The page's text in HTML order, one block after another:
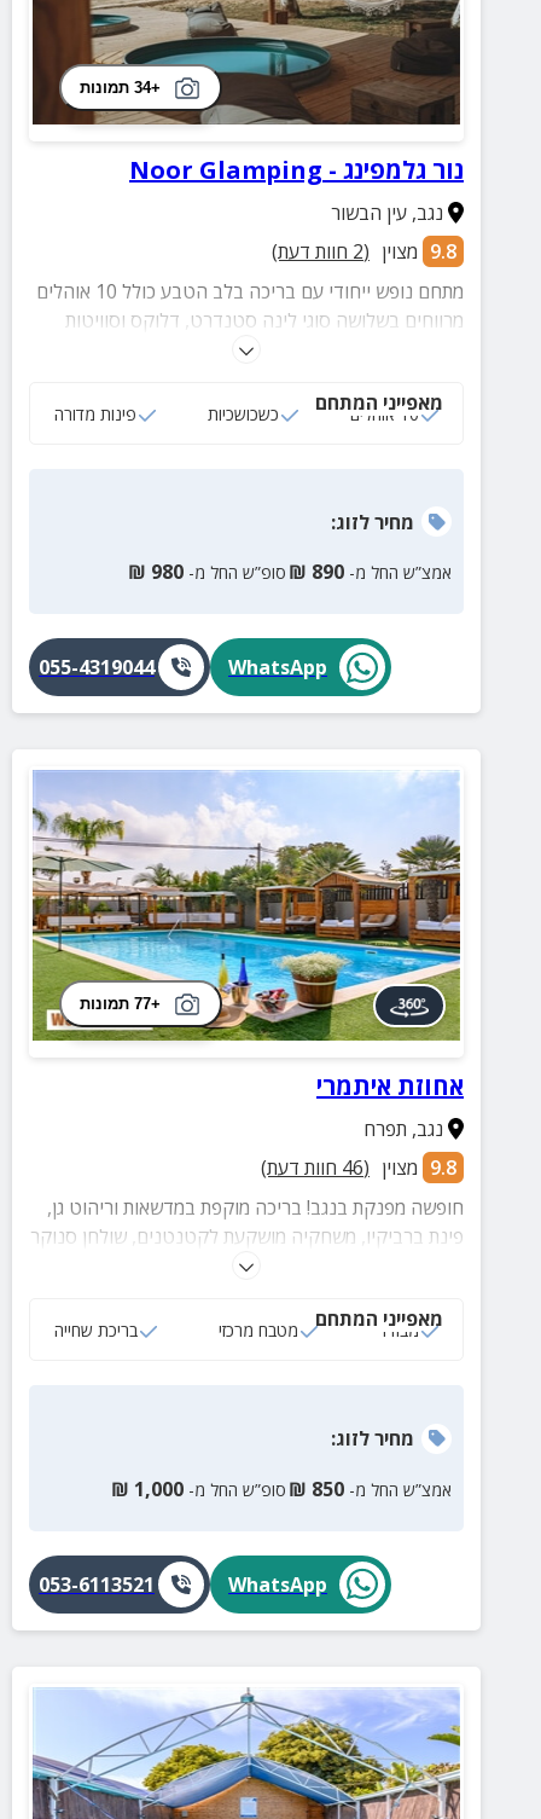
+34 תמונות
נור גלמפינג - Noor Glamping
נגב,עין הבשור
9.8 מצוין (
2 חוות דעת)
מתחם נופש ייחודי עם בריכה בלב הטבע כולל 10 אוהלים
מרווחים בשלושה סוגי לינה סטנדרט, דלוקס וסוויטות
מפנקות. המקום מתאים במיוחד למשפחות, זוגות וקבוצות,
שכשוכיות, פינות זולה ונוף עוצר נשימה. אידיאלי גם
מאפייני המתחם
10 אוהלים כשכושכיות פינות מדורה
מחירלזוג:
אמצ”ש החל מ- 890
₪ סופ”ש החל מ- 980
₪
WhatsApp
055-4319044
+77 תמונות
אחוזת איתמרי
נגב, תפרח
9.8 מצוין (
46 חוות דעת)
חופשה מפנקת בנגב! בריכה מוקפת במדשאות וריהוט גן,
פינת ברביקיו, משחקיה מושקעת לקטנטנים, שולחן סנוקר
למקצוענים, התאמות לאירועים קסומים והמון פינוקים...
מאפייני המתחם
מבודד מטבח מרכזי בריכת שחייה
מחירלזוג:
אמצ”ש החל מ- 850
₪ סופ”ש החל מ- 1,000
₪
WhatsApp
053-6113521